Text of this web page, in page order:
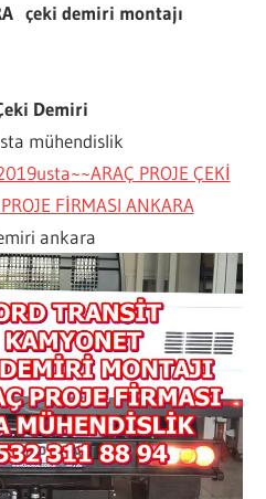
çeki demiri montajı
Demiri
mühendislik
usta~~ARAÇ PROJE ÇEKİ
FİRMASI ANKARA
ankara